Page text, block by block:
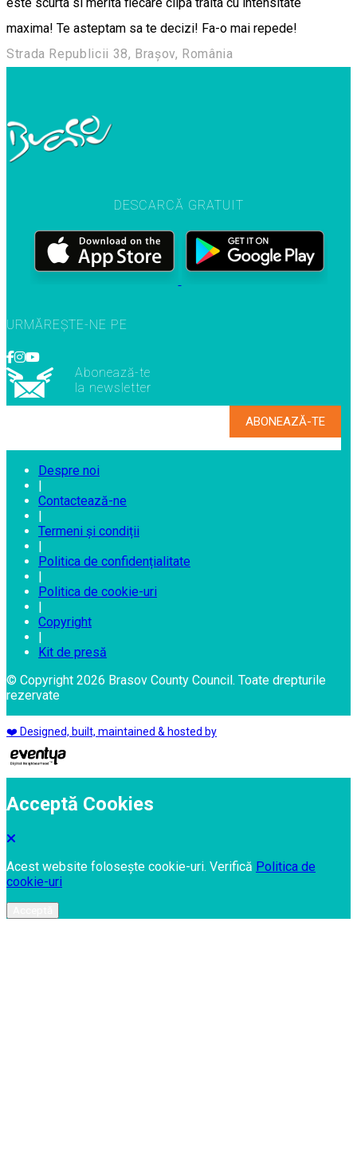
maxima! Te asteptam sa te decizi! Fa-o mai repede!
Strada Republicii 38, Brașov, România
DESCARCĂ GRATUIT
URMĂREȘTE-NE PE
Abonează-te
la newsletter
Despre noi
|
Contactează-ne
|
Termeni și condiții
|
Politica de confidențialitate
|
Politica de cookie-uri
|
Copyright
|
Kit de presă
© Copyright 2026 Brasov County Council. Toate drepturile
rezervate
❤️ Designed, built, maintained & hosted by
Acceptă Cookies
Acest website folosește cookie-uri. Verifică Politica de
cookie-uri